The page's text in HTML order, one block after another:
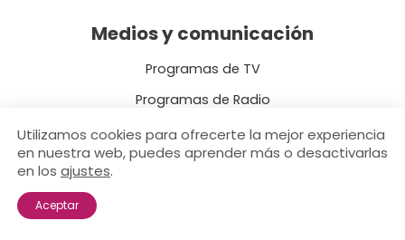
Medios y comunicación
Programas de TV
Programas de Radio
El Blog
Utilizamos cookies para ofrecerte la mejor experiencia
en nuestra web, puedes aprender más o desactivarlas
en los ajustes.
Aceptar